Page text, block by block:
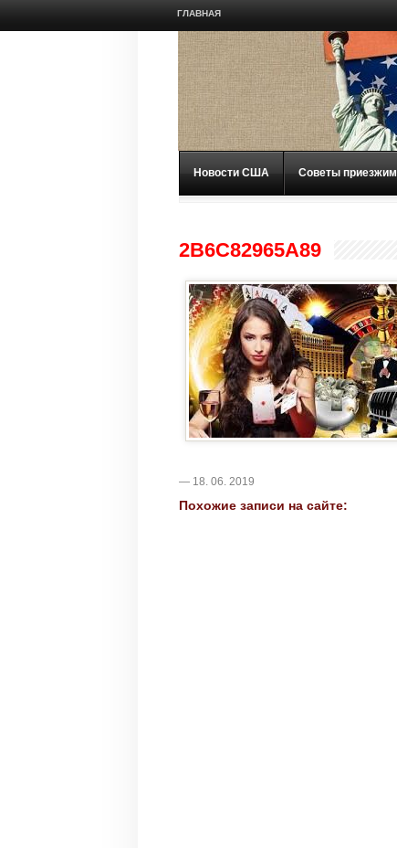
ГЛАВНАЯ
Новости США Советы приезжим
2B6C82965A89
— 18. 06. 2019
Похожие записи на сайте: